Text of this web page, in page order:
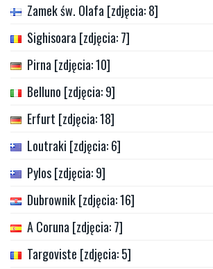
Zamek św. Olafa [zdjęcia: 8]
Sighisoara [zdjęcia: 7]
Pirna [zdjęcia: 10]
Belluno [zdjęcia: 9]
Erfurt [zdjęcia: 18]
Loutraki [zdjęcia: 6]
Pylos [zdjęcia: 9]
Dubrownik [zdjęcia: 16]
A Coruna [zdjęcia: 7]
Targoviste [zdjęcia: 5]